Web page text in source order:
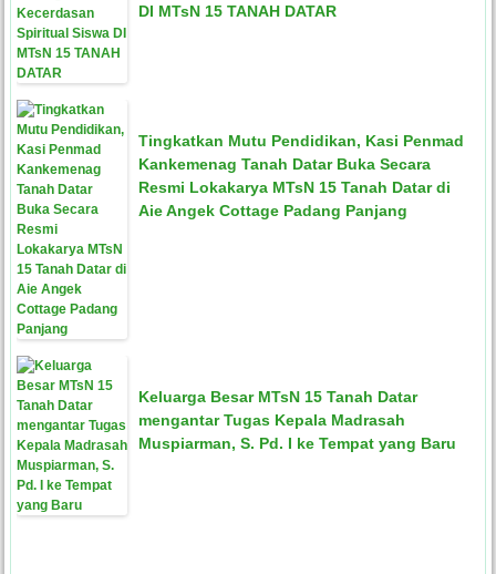
DI MTsN 15 TANAH DATAR
Tingkatkan Mutu Pendidikan, Kasi Penmad
Kankemenag Tanah Datar Buka Secara
Resmi Lokakarya MTsN 15 Tanah Datar di
Aie Angek Cottage Padang Panjang
Keluarga Besar MTsN 15 Tanah Datar
mengantar Tugas Kepala Madrasah
Muspiarman, S. Pd. I ke Tempat yang Baru